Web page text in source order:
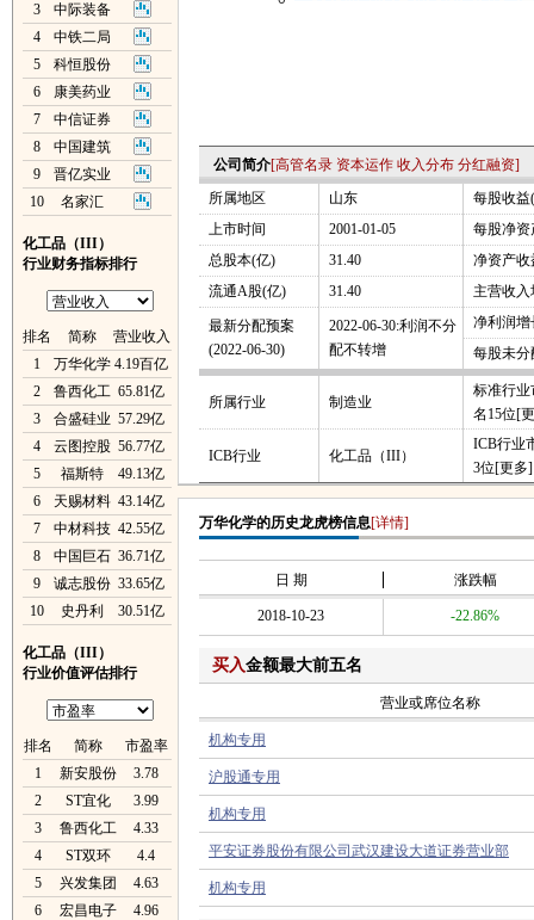
3
中际装备
4
中铁二局
5
科恒股份
6
康美药业
7
中信证券
8
中国建筑
9
晋亿实业
10
名家汇
化工品（III）
行业财务指标排行
排名 简称
营业收入
1
万华化学 4.19百亿
2
鲁西化工 65.81亿
3
合盛硅业 57.29亿
4
云图控股 56.77亿
5
福斯特
49.13亿
6
天赐材料 43.14亿
7
中材科技 42.55亿
8
中国巨石 36.71亿
9
诚志股份 33.65亿
10
史丹利 30.51亿
化工品（III）
行业价值评估排行
排名 简称
市盈率
1
新安股份
3.78
2
ST宜化
3.99
3
鲁西化工
4.33
4
ST双环
4.4
5
兴发集团
4.63
6
宏昌电子
4.96
公司简介[高管名录 资本运作 收入分布 分红融资]
所属地区
山东
每股收益
上市时间
2001-01-05
每股净资
总股本(亿)
31.40
净资产收
流通A股(亿)
31.40 主营收入
最新分配预案
(2022-06-30)
2022-06-30:利润不分
配不转增
净利润增
每股未分
所属行业 制造业
标准行业
名15位[
ICB行业 化工品（III）
ICB行业
3位[更多]
万华化学的历史龙虎榜信息[详情]
日 期 涨跌幅
2018-10-23 -22.86%
买入金额最大前五名
营业或席位名称
机构专用
沪股通专用
机构专用
平安证券股份有限公司武汉建设大道证券营业部
机构专用